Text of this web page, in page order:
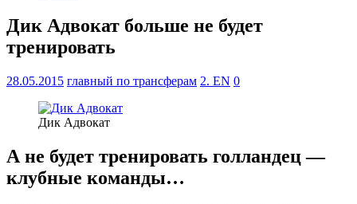
Дик Адвокат больше не будет
тренировать
28.05.2015 главный по трансферам 2. EN 0
Дик Адвокат
А не будет тренировать голландец —
клубные команды…